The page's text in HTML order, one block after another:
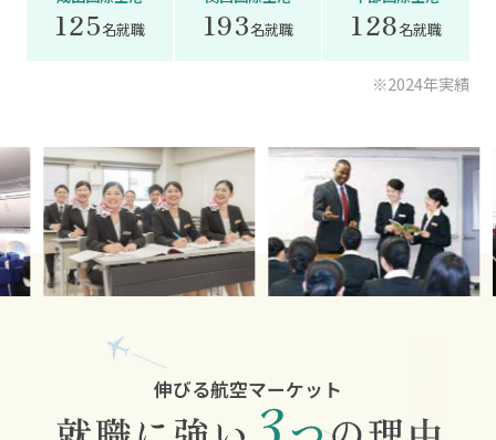
125名就職 193名就職 128名就職
※2024年実績